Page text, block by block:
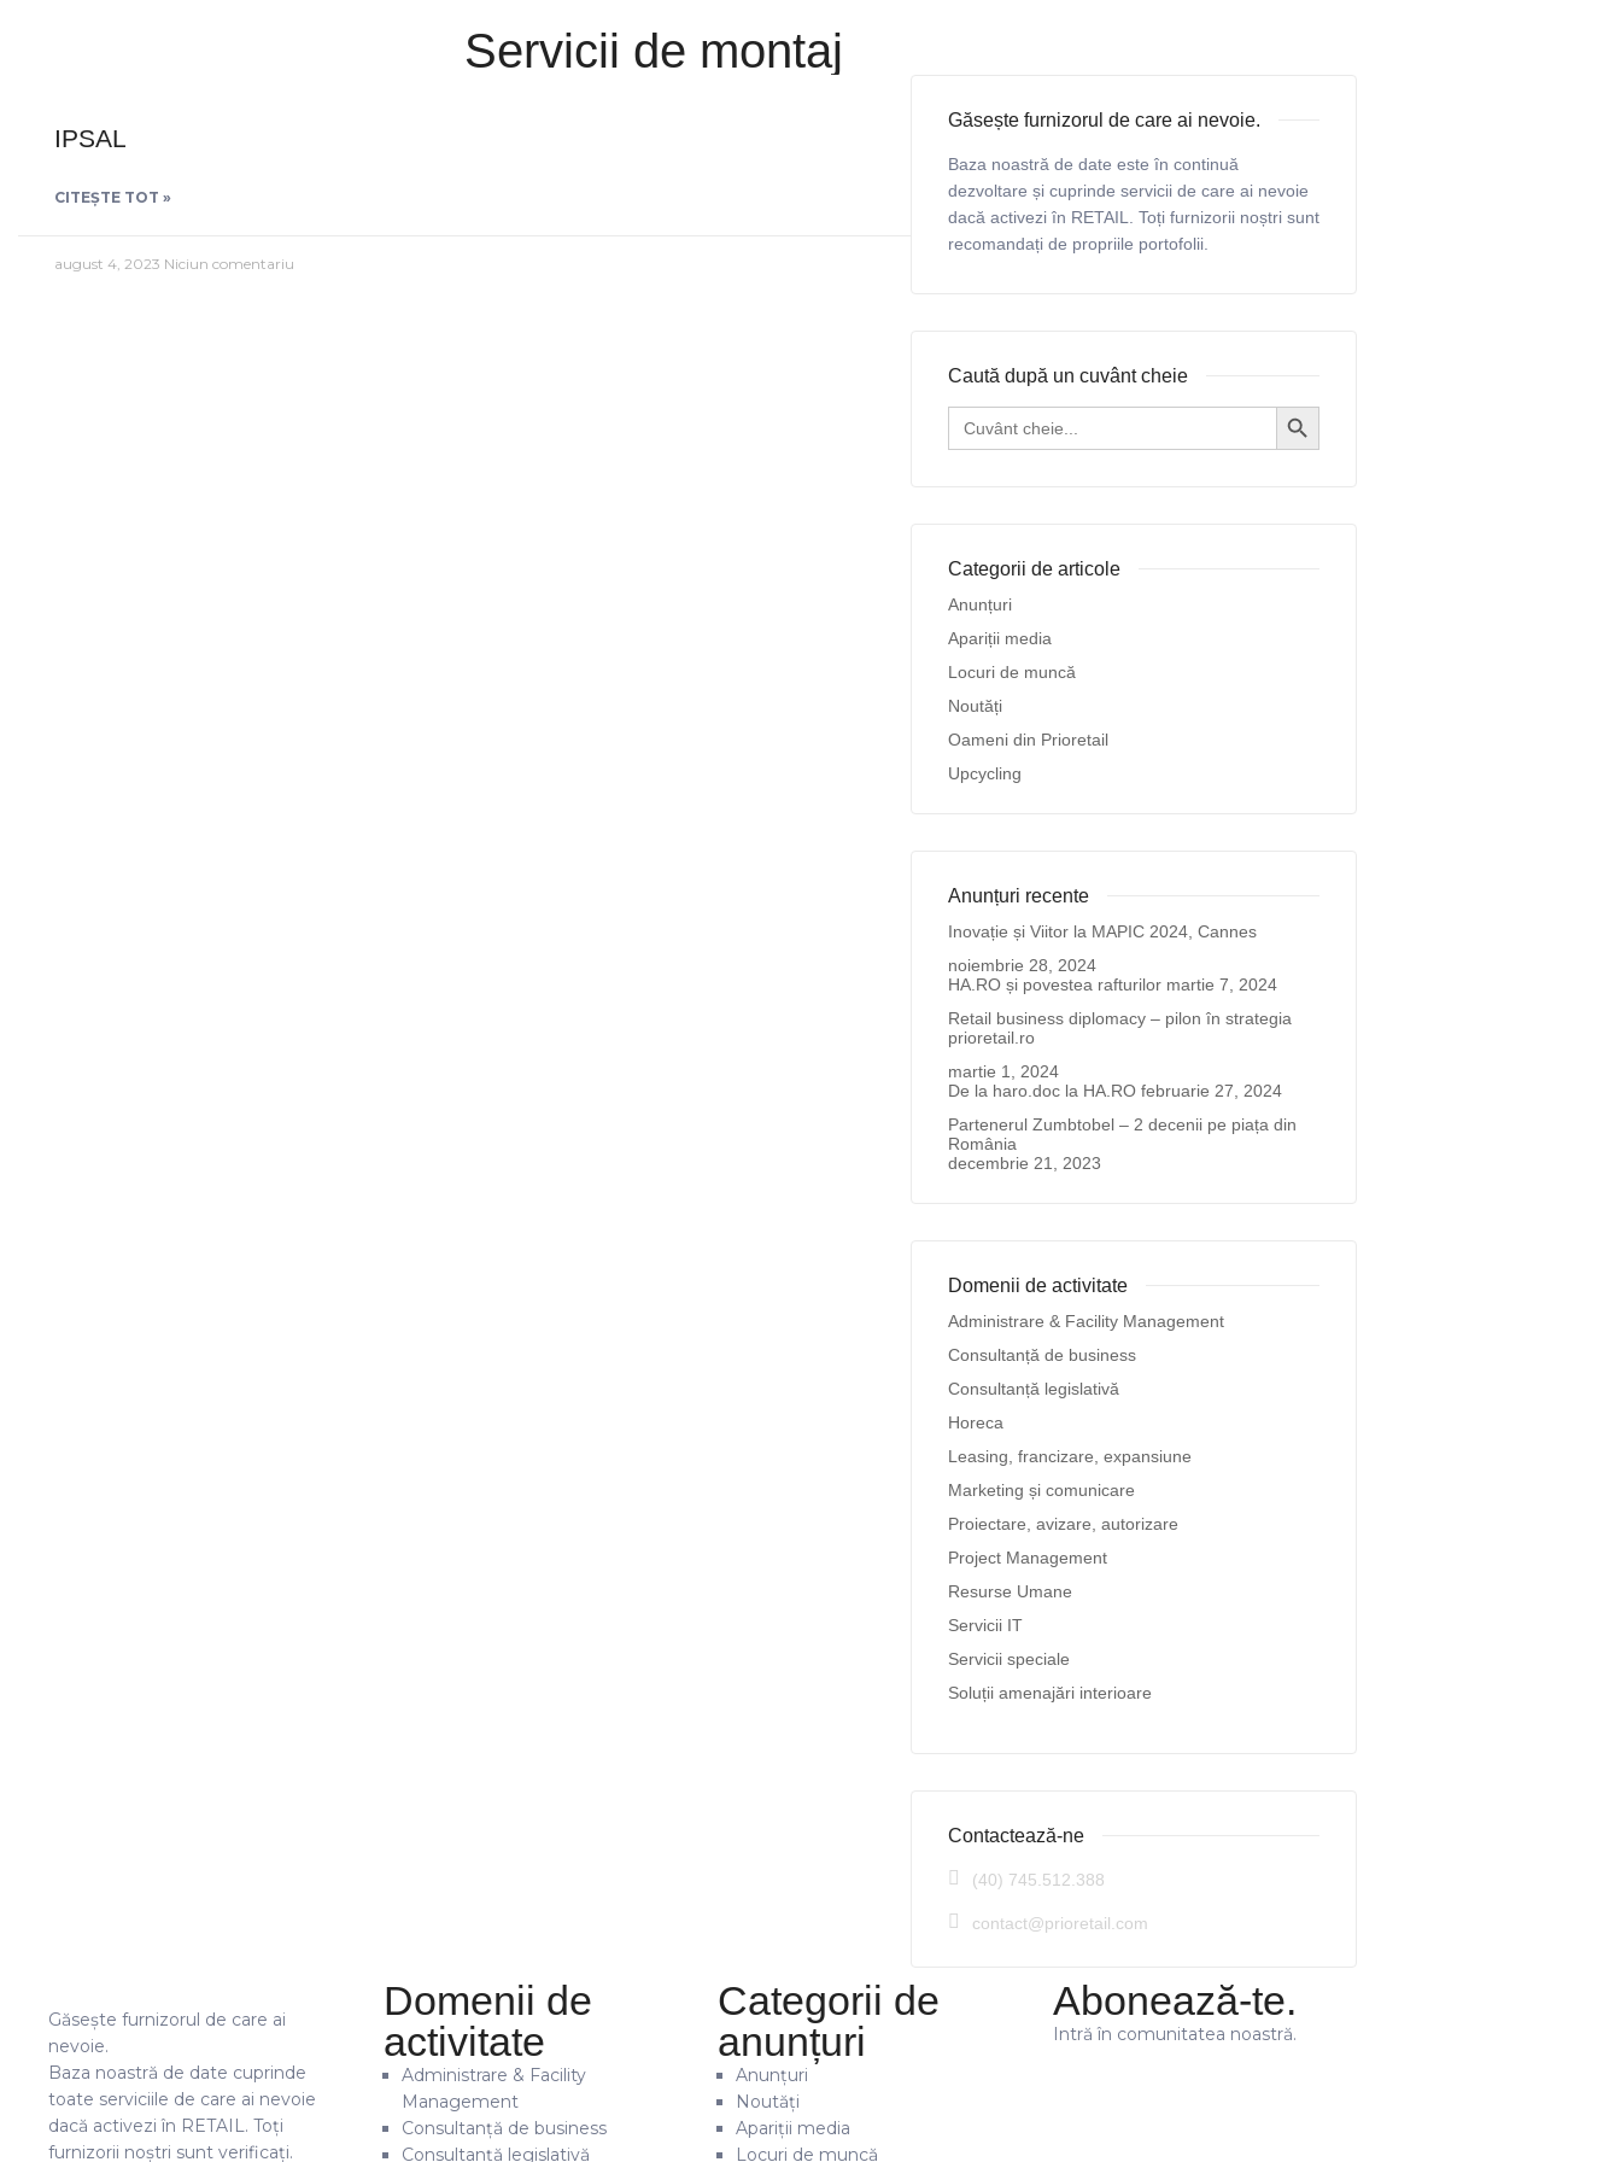
Servicii de montaj
IPSAL
CITEȘTE TOT »
august 4, 2023 Niciun comentariu
Găsește furnizorul de care ai nevoie.
Baza noastră de date este în continuă
dezvoltare și cuprinde servicii de care ai nevoie
dacă activezi în RETAIL. Toți furnizorii noștri sunt
recomandați de propriile portofolii.
Caută după un cuvânt cheie
Search
for:
Search Button
Categorii de articole
Anunțuri
Apariții media
Locuri de muncă
Noutăți
Oameni din Prioretail
Upcycling
Anunțuri recente
Inovație și Viitor la MAPIC 2024, Cannes
noiembrie 28, 2024
HA.RO și povestea rafturilor martie 7, 2024
Retail business diplomacy – pilon în strategia
prioretail.ro
martie 1, 2024
De la haro.doc la HA.RO februarie 27, 2024
Partenerul Zumbtobel – 2 decenii pe piața din
România
decembrie 21, 2023
Domenii de activitate
Administrare & Facility Management
Consultanță de business
Consultanță legislativă
Horeca
Leasing, francizare, expansiune
Marketing și comunicare
Proiectare, avizare, autorizare
Project Management
Resurse Umane
Servicii IT
Servicii speciale
Soluții amenajări interioare
Contactează-ne
(40) 745.512.388
contact@prioretail.com
Găsește furnizorul de care ai
nevoie.
Baza noastră de date cuprinde
toate serviciile de care ai nevoie
dacă activezi în RETAIL. Toți
furnizorii noștri sunt verificați.
Domenii de
activitate
Administrare & Facility
Management
Consultanță de business
Consultanță legislativă
Categorii de
anunțuri
Anunțuri
Noutăți
Apariții media
Locuri de muncă
Abonează-te.
Intră în comunitatea noastră.